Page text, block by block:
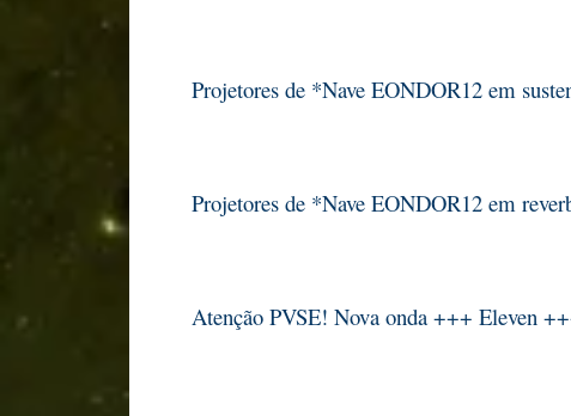
Projetores de *Nave EONDOR12 em
Projetores de *Nave EONDOR12 em
Atenção PVSE! Nova onda +++ Eleven